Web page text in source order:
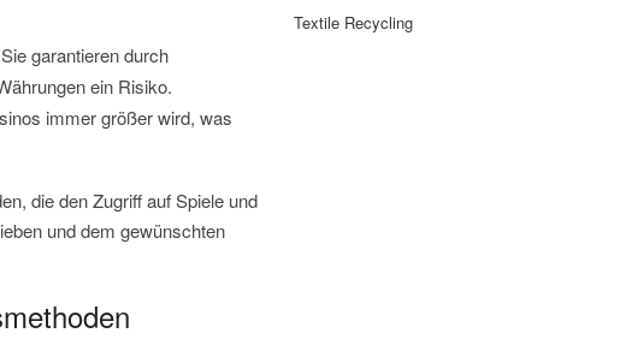
garantieren durch
ein Risiko.
immer größer wird, was
die den Zugriff auf Spiele und
und dem gewünschten
Textile Recycling